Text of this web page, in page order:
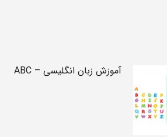
آموزش زبان انگلیسی – ABC